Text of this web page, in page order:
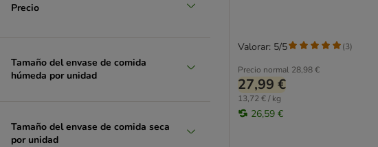
Precio
Tamaño del envase de comida
húmeda por unidad
Tamaño del envase de comida seca
por unidad
Precio normal 28,98 €
27,99 €
13,72 € / kg
26,59 €
Valorar: 5/5 (3)